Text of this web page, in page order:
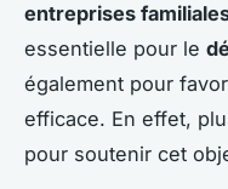
entreprises
essentielle pour le
également pour
efficace. En effet,
pour soutenir cet